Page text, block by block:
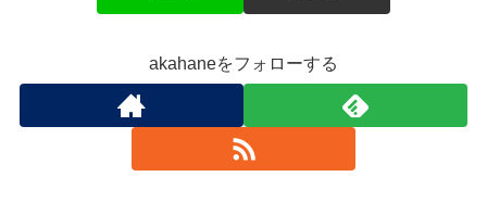
akahaneをフォローする